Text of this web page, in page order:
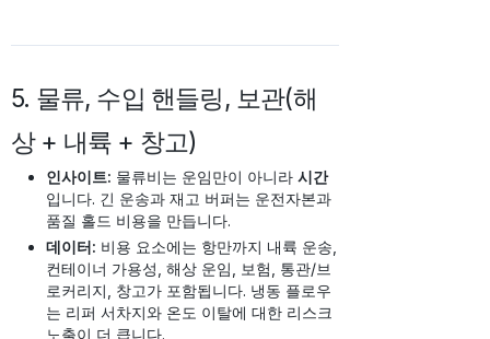
5. 물류, 수입 핸들링, 보관(해
상 + 내륙 + 창고)
인사이트: 물류비는 운임만이 아니라 시간
입니다. 긴 운송과 재고 버퍼는 운전자본과
품질 홀드 비용을 만듭니다.
데이터: 비용 요소에는 항만까지 내륙 운송,
컨테이너 가용성, 해상 운임, 보험, 통관/브
로커리지, 창고가 포함됩니다. 냉동 플로우
는 리퍼 서차지와 온도 이탈에 대한 리스크
노출이 더 큽니다.